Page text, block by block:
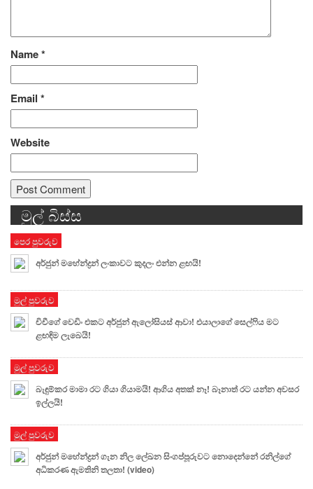
Name*
Email *
Website
Alternative:
මුල් බිස්ස
පෙර පුවරුව
අර්ජුන් මහේන්ද්‍රන් ලංකාවට කුදලං එන්න ළඟයි!
මුල් පුවරුව
චිචීගේ වෙඩිං එකට අර්ජුන් ඇලෝසියස් ආවා! එයාලාගේ සෙල්ෆිය මට
ළඟඳිම ලැබෙයි!
මුල් පුවරුව
බැඳුම්කර මාමා රට ගියා ගියාමයි! ආගිය අතක් නෑ! බෑනාත් රට යන්න අවසර
ඉල්ලයි!
මුල් පුවරුව
අර්ජුන් මහේන්ද්‍රන් ගැන නිල ලේඛන සිංගප්පූරුවට නොදෙන්නේ රනිල්ගේ
අධිකරණ ඇමතිනි තලතා! (video)